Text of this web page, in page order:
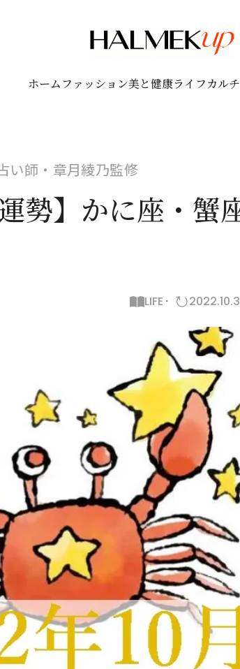
ホーム ファッション美と健康ライフカル
い師・章月綾乃監修
勢】かに座・蟹
LIFE 2022.10.3